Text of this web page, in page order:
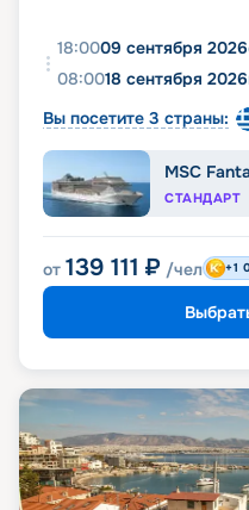
18:0009 сентября 2026
08:0018 сентября 2026
Вы посетите 3 страны:
MSC
СТАНДАРТ
от 139 111 ₽ /чел +1